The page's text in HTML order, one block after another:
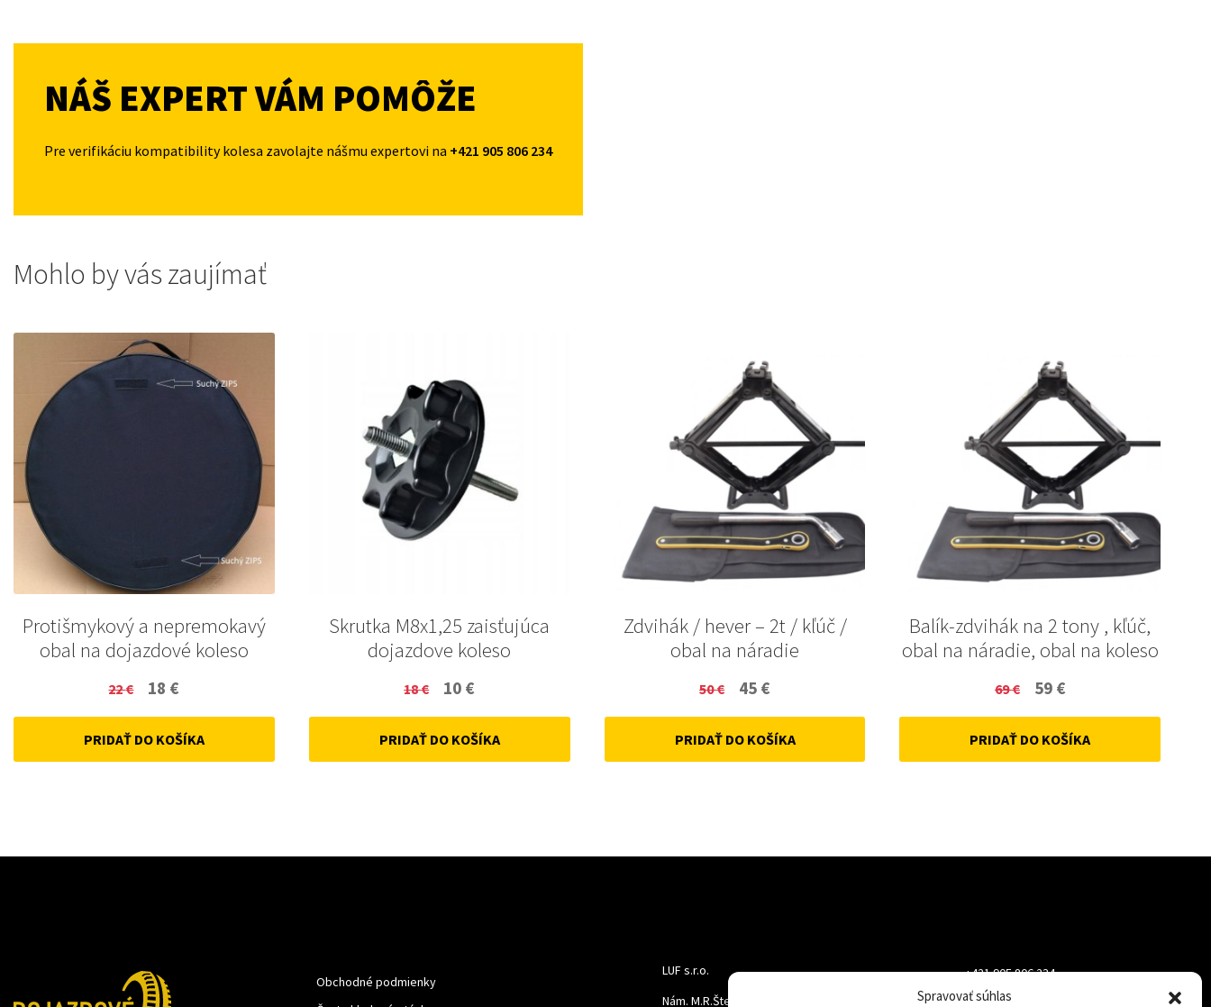
Spravovať súhlas
NÁŠ EXPERT VÁM POMÔŽE
Pre verifikáciu kompatibility kolesa zavolajte nášmu expertovi na +421 905 806 234
Mohlo by vás zaujímať
Protišmykový a nepremokavý
obal na dojazdové koleso
22€
Original
price
was:
18 €
price
is:
PRIDAŤ DO KOŠÍKA
Skrutka M8x1,25 zaisťujúca
dojazdove koleso
18€
Original
price
was:
10 €
price
is:
PRIDAŤ DO KOŠÍKA
Zdvihák / hever – 2t / kľúč /
obal na náradie
50€
Original
price
was:
45 €Current
price
is:
PRIDAŤ DO KOŠÍKA
Balík-zdvihák na 2 tony , kľúč,
obal na náradie, obal na koleso
69€
Original
price
was:
59 €Current
price
is:
PRIDAŤ DO KOŠÍKA
Obchodné podmienky
LUF s.r.o.
Nám. M.R.Štefanika 518,
+421 905 806 234
info@dojazdovekolesa.com